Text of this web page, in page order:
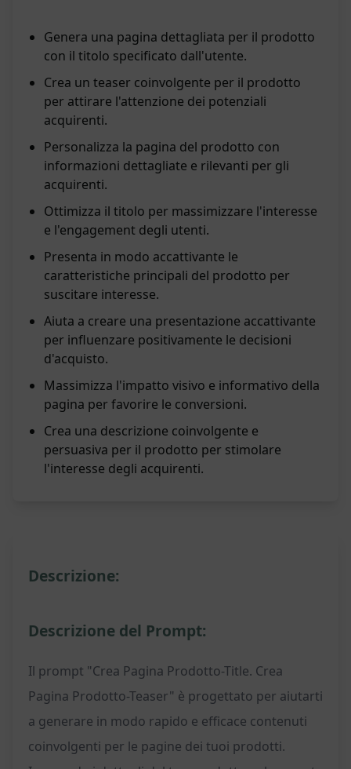
Genera una pagina dettagliata per il prodotto
con il titolo specificato dall'utente.
Crea un teaser coinvolgente per il prodotto
per attirare l'attenzione dei potenziali
acquirenti.
Personalizza la pagina del prodotto con
informazioni dettagliate e rilevanti per gli
acquirenti.
Ottimizza il titolo per massimizzare l'interesse
e l'engagement degli utenti.
Presenta in modo accattivante le
caratteristiche principali del prodotto per
suscitare interesse.
Aiuta a creare una presentazione accattivante
per influenzare positivamente le decisioni
d'acquisto.
Massimizza l'impatto visivo e informativo della
pagina per favorire le conversioni.
Crea una descrizione coinvolgente e
persuasiva per il prodotto per stimolare
l'interesse degli acquirenti.
Descrizione:
Descrizione del Prompt:
Il prompt "Crea Pagina Prodotto-Title. Crea
Pagina Prodotto-Teaser" è progettato per aiutarti
a generare in modo rapido e efficace contenuti
coinvolgenti per le pagine dei tuoi prodotti.